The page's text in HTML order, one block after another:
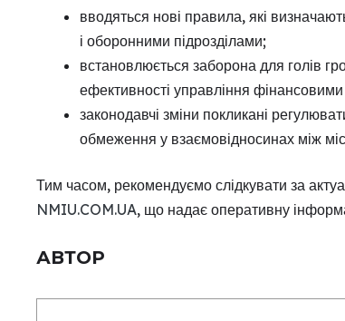
вводяться нові правила, які
і оборонними підрозділами;
встановлюється заборона для голів
ефективності управління
законодавчі зміни покликані
обмеження у взаємовідносинах між
Тим часом, рекомендуємо слідкувати за
NMIU.COM.UA, що надає оперативну
АВТОР